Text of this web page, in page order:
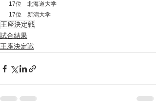
17位　北海道大学
17位　新潟大学
王座決定戦
試合結果
王座決定戦